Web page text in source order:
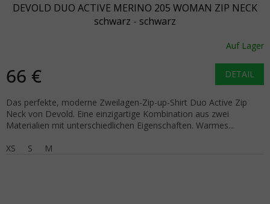
DEVOLD DUO ACTIVE MERINO 205 WOMAN ZIP NECK
schwarz - schwarz
Auf Lager
66 € DETAIL
Das perfekte, moderne Zweilagen-Zip-up-Shirt Duo Active Zip
Neck von Devold. Eine einzigartige Kombination aus zwei
Materialien mit unterschiedlichen Eigenschaften. Warmes...
XS
S M